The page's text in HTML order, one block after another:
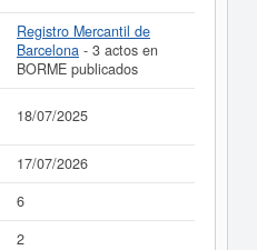
Registro Mercantil de
Barcelona - 3 actos en
BORME publicados
18/07/2025
17/07/2026
6
2